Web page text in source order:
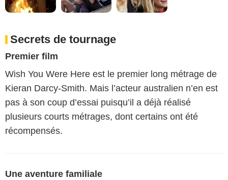
Secrets de tournage
Premier film
Wish You Were Here est le premier long métrage de
Kieran Darcy-Smith. Mais l’acteur australien n’en est
pas à son coup d’essai puisqu’il a déjà réalisé
plusieurs courts métrages, dont certains ont été
récompensés.
Une aventure familiale